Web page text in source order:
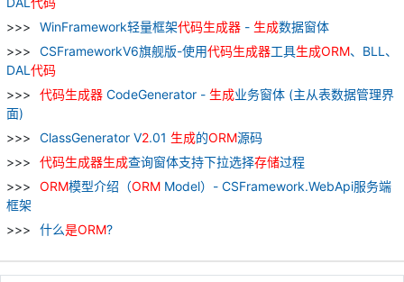
WinFramework轻量框架代码生成器 - 生成数据窗体
CSFrameworkV6旗舰版-使用代码生成器工具生成ORM、BLL、
DAL 代码
代码生成器 CodeGenerator - 生成业务窗体 (主从表数据管理界
面)
ClassGenerator V2.01 生成的ORM源码
代码生成器生成查询窗体支持下拉选择存储过程
ORM模型介绍（ORM Model）- CSFramework.WebApi服务端
框架
什么是ORM?